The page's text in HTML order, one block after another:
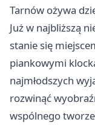
Tarnów ożywa
Już w najbliższą
stanie się
piankowymi
najmłodszych
rozwinąć
wspólnego